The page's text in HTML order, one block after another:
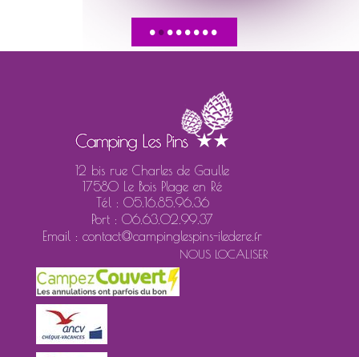
••••••••
12 bis rue Charles de Gaulle
17580 Le Bois Plage en Ré
Tél : 05.16.85.96.36
Port : 06.63.02.99.37
Email : contact@campinglespins-iledere.fr
NOUS LOCALISER